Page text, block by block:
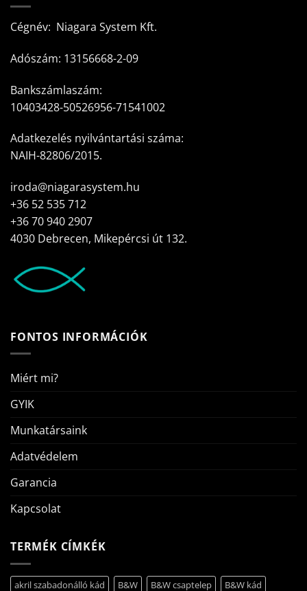
Cégnév: Niagara System Kft.
Adószám: 13156668-2-09
Bankszámlaszám:
10403428-50526956-71541002
Adatkezelés nyilvántartási száma:
NAIH-82806/2015.
iroda@niagarasystem.hu
+36 52 535 712
+36 70 940 2907
4030 Debrecen, Mikepércsi út 132.
FONTOS INFORMÁCIÓK
Miért mi?
GYIK
Munkatársaink
Adatvédelem
Garancia
Kapcsolat
TERMÉK CÍMKÉK
akril szabadonálló kád B&W B&W csaptelep B&W kád